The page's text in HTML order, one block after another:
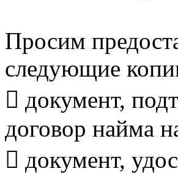
Просим
следующие
 документ,
договор найма
 документ,